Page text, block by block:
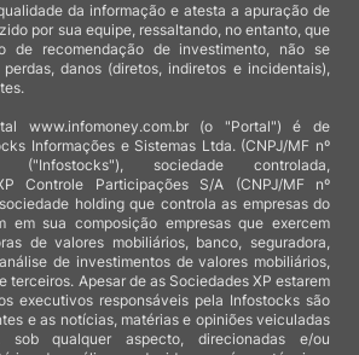
da informação e atesta a apuração de
por sua equipe, ressaltando, no entanto, que
de recomendação de investimento, não se
danos (diretos, indiretos e incidentais),
www.infomoney.com.br (o "Portal") é de
Informações e Sistemas Ltda. (CNPJ/MF nº
("Infostocks"), sociedade controlada,
Controle Participações S/A (CNPJ/MF nº
holding que controla as empresas do
em sua composição empresas que exercem
de valores mobiliários, banco, seguradora,
de investimentos de valores mobiliários,
terceiros. Apesar de as Sociedades XP estarem
executivos responsáveis pela Infostocks são
e as notícias, matérias e opiniões veiculadas
qualquer aspecto, direcionadas e/ou